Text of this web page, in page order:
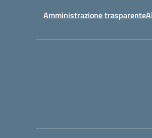
Amministrazione trasparente